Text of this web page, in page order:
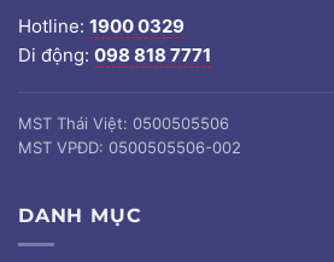
Hotline: 1900 0329
Di động: 098 818 7771
MST Thái Việt: 0500505506
MST VPĐD: 0500505506-002
DANH MỤC